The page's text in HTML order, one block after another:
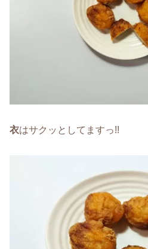
衣はサクッとしてますっ!!